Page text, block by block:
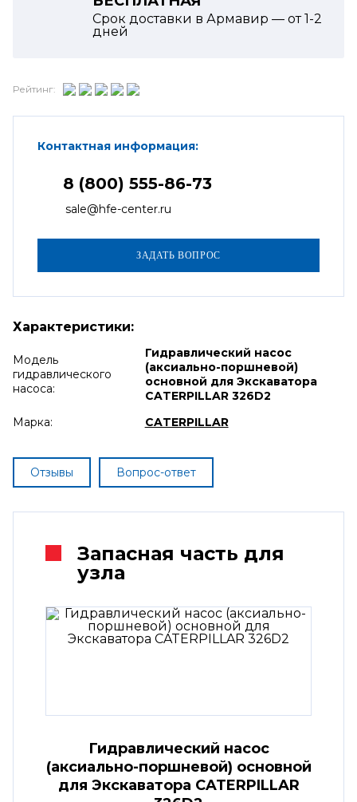
Срок доставки в Армавир — от1-2
дней
Рейтинг:
Контактная информация:
8 (800) 555-86-73
sale@hfe-center.ru
Характеристики:
Модель
гидравлического
насоса:
Гидравлический насос
(аксиально-поршневой)
основной для Экскаватора
CATERPILLAR 326D2
Марка:
CATERPILLAR
Отзывы Вопрос-ответ
Запасная часть для
узла
Гидравлический насос
(аксиально-поршневой) основной
для Экскаватора CATERPILLAR